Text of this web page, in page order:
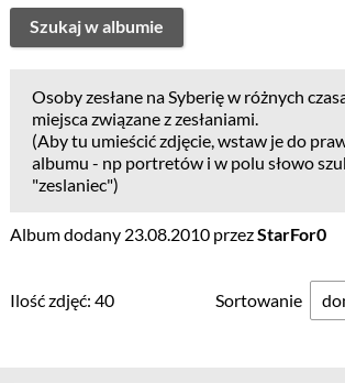
Szukaj w albumie
Osoby zesłane na Syberię w różnych
miejsca związane z zesłaniami.
(Aby tu umieścić zdjęcie, wstaw je do
albumu - np portretów i w polu słowo
"zeslaniec")
Album dodany 23.08.2010 przezStarFor0
Ilość zdjęć: 40 Sortowanie